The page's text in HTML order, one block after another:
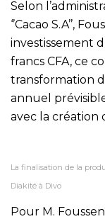
Selon
‘’Cacao S.A’’,
investissement
francs CFA, ce
transformation
annuel
avec la création
La finalisation de la
Diakité à Divo
Pour M.